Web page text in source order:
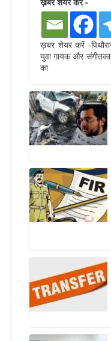
ख़बर शेयर करें -
युवा गायक और
का